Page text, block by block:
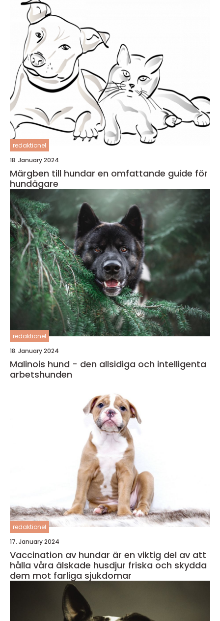
redaktionel
18. January 2024
Märgben till hundar en omfattande guide för
hundägare
redaktionel
18. January 2024
Malinois hund - den allsidiga och intelligenta
arbetshunden
redaktionel
17. January 2024
Vaccination av hundar är en viktig del av att
hålla våra älskade husdjur friska och skydda
dem mot farliga sjukdomar